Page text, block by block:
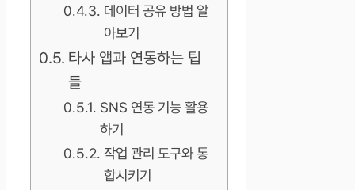
데이터 공유 방법 알
아보기
타사 앱과 연동하는 팁
들
SNS 연동 기능 활용
하기
작업 관리 도구와 통
합시키기